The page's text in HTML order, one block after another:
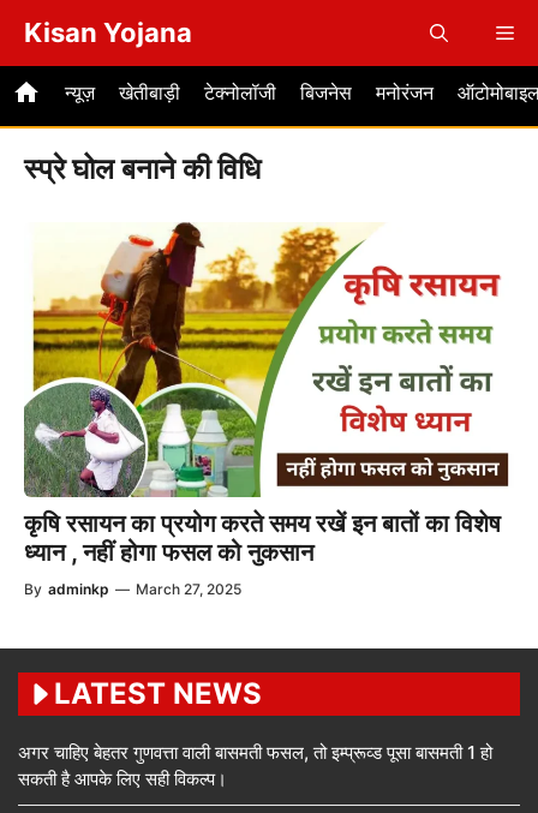
content
Kisan Yojana
न्यूज़ खेतीबाड़ी टेक्नोलॉजी बिजनेस मनोरंजन
स्प्रे घोल बनाने की विधि
कृषि रसायन का प्रयोग करते समय रखें इन बातों का विशेष
ध्यान , नहीं होगा फसल को नुकसान
By adminkp — March 27, 2025
LATEST NEWS
अगर चाहिए बेहतर गुणवत्ता वाली बासमती फसल, तो इम्प्रूव्ड पूसा बासमती 1 हो
सकती है आपके लिए सही विकल्प।